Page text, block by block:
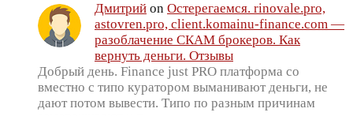
Дмитрий on Остерегаемся. rinovale.pro,
astovren.pro, client.komainu-finance.com —
разоблачение СКАМ брокеров. Как
вернуть деньги. Отзывы
Добрый день. Finance just PRO платформа со
вместно с типо куратором выманивают деньги, не
дают потом вывести. Типо по разным причинам